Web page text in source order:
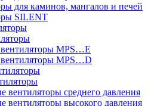
для каминов, мангалов и печей
SILENT
MPS…E
MPS…D
вентиляторы среднего давления
вентиляторы высокого давления